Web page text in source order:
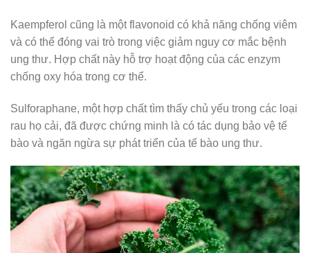
Kaempferol cũng là một flavonoid có khả năng chống viêm
và có thể đóng vai trò trong việc giảm nguy cơ mắc bệnh
ung thư. Hợp chất này hỗ trợ hoạt động của các enzym
chống oxy hóa trong cơ thể.
Sulforaphane, một hợp chất tìm thấy chủ yếu trong các loại
rau họ cải, đã được chứng minh là có tác dụng bảo vệ tế
bào và ngăn ngừa sự phát triển của tế bào ung thư.